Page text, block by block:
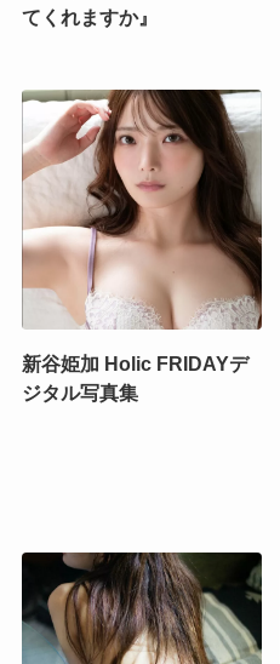
てくれますか』
新谷姫加 Holic FRIDAYデ
ジタル写真集